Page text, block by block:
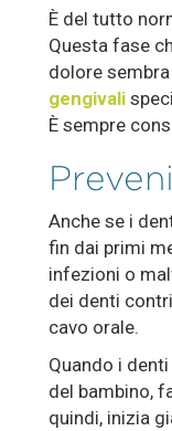
È del tutto
Questa fase
dolore
gengivali
È sempre
Anche se i
fin dai primi
infezioni o
dei denti
cavo orale.
Quando i
del bambino,
quindi, inizia